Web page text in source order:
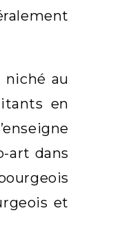
au
en
art dans
et